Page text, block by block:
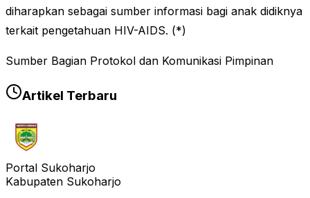
diharapkan sebagai sumber informasi bagi anak didiknya
terkait pengetahuan HIV-AIDS. (*)
Sumber Bagian Protokol dan Komunikasi Pimpinan
Artikel Terbaru
Portal Sukoharjo
Kabupaten Sukoharjo